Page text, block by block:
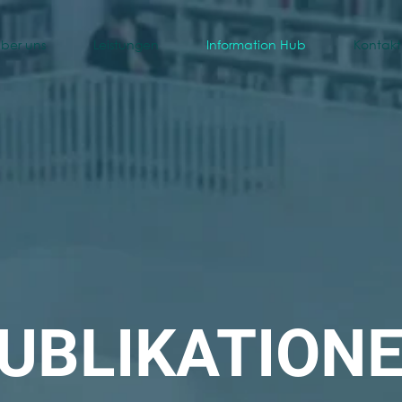
uns Leistungen Information Hub Kontakt